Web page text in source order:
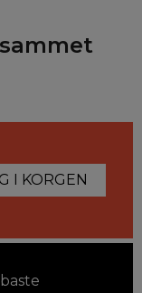
I KORGEN